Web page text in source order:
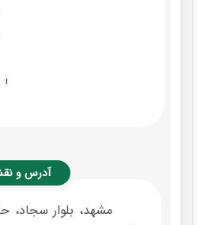
آدرس و
مشهد، بلوار سجاد،